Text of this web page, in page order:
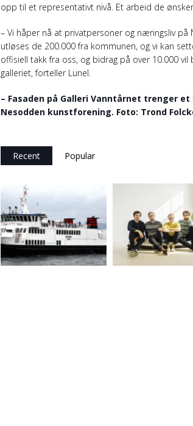
opp til et representativt nivå. Et arbeid de
– Vi håper nå at privatpersoner og næringsliv på
utløses de 200.000 fra kommunen, og vi kan
offisiell takk fra oss, og bidrag på over 10.000
galleriet, forteller Lunel.
– Fasaden på Galleri Vanntårnet trenger
Nesodden kunstforening. Foto: Trond
Recent Popular